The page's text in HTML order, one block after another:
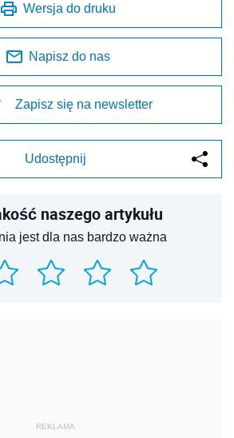
Wersja do druku
Napisz do nas
Zapisz się na newsletter
Udostępnij
naszego artykułu
jest dla nas bardzo ważna
REKLAMA